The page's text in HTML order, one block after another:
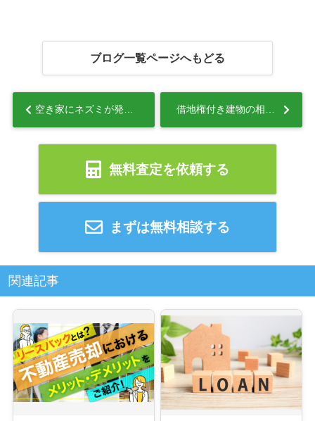
ブログ一覧ページへもどる
空き家にネズミが発生した場合の対処法について解説... 借地権付き建物の相続はできる？注意点も踏まえて解説...
無料査定を依頼する
まずは無料相談する
関連記事